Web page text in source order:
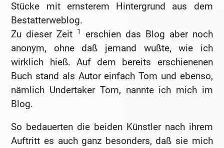
Stücke mit ernsterem Hintergrund aus dem
Bestatterweblog.
Zu dieser Zeit
1
erschien das Blog aber noch
anonym, ohne daß jemand wußte, wie ich
wirklich hieß. Auf dem bereits erschienenen
Buch stand als Autor einfach Tom und ebenso,
nämlich Undertaker Tom, nannte ich mich im
Blog.
So bedauerten die beiden Künstler nach ihrem
Auftritt es auch ganz besonders, daß sie mich